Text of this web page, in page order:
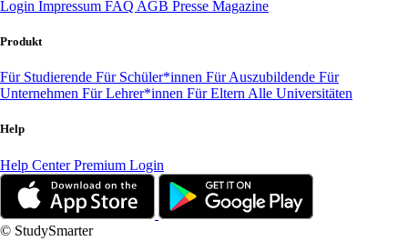
Login Impressum FAQ AGB Presse Magazine
Produkt
Für Studierende Für Schüler*innen Für Auszubildende Für
Unternehmen Für Lehrer*innen Für Eltern Alle Universitäten
Help
Help CenterPremium Login
© StudySmarter